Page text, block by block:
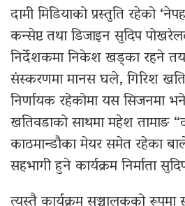
दामी मिडियाको प्रस्तुति रहेको
कन्सेप्ट तथा डिजाइन सुदिप
निर्देशकमा निकेश खड्का रहने
संस्करणमा मानस घले, गिरिश
निर्णायक रहेकोमा यस सिजनमा
खतिवडाको साथमा महेश तामाङ
काठमान्डौका मेयर समेत रहेका
सहभागी हुने कार्यक्रम निर्माता